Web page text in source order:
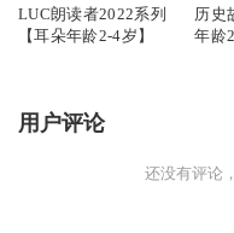
LUC朗读者2022系列
【耳朵年龄2-4岁】
历史
年龄
用户评论
还没有评论